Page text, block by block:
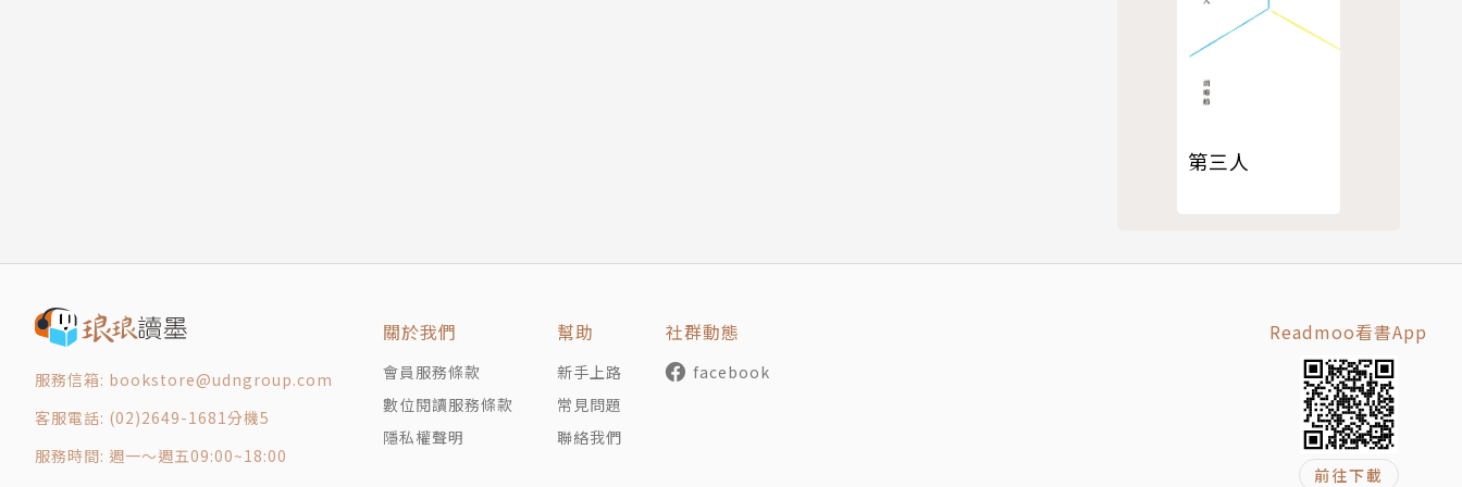
建構社會的基石，也包括不堪入耳的羞辱與憤世嫉俗的輿論
令人嘖嘖稱奇的古代「公娼」
安全閥理論
性產業的醫療應用
Chapter 7 毒品、宗教的誕生，和向哲學家學習變嗨
猴子、魔菇，跟諸神的誕生
第三人
服務信箱: bookstore@udngroup.com
客服電話: (02)2649-1681分機5
服務時間: 週一～週五09:00~18:00
關於我們
會員服務條款
數位閱讀服務條款
隱私權聲明
幫助
新手上路
常見問題
聯絡我們
社群動態
facebook
Readmoo看書App
前往下載